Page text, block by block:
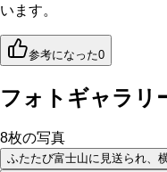
います。
参考になった0
フォトギャラリ
8枚の写真
ふたたび富士山に見送られ、